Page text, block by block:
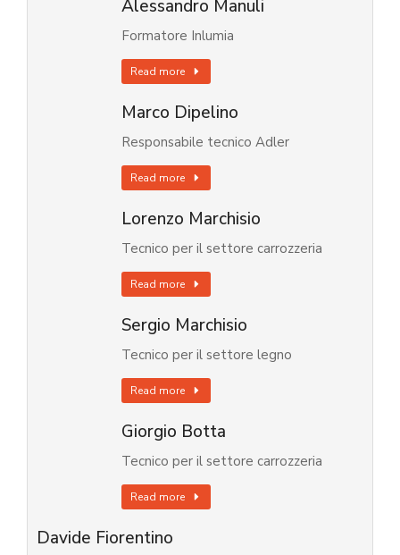
Alessandro Manuli
Formatore Inlumia
Read more
Marco Dipelino
Responsabile tecnico Adler
Read more
Lorenzo Marchisio
Tecnico per il settore carrozzeria
Read more
Sergio Marchisio
Tecnico per il settore legno
Read more
Giorgio Botta
Tecnico per il settore carrozzeria
Read more
Davide Fiorentino